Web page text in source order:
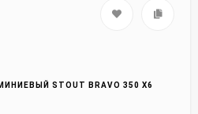
STOUT BRAVO 350 X6